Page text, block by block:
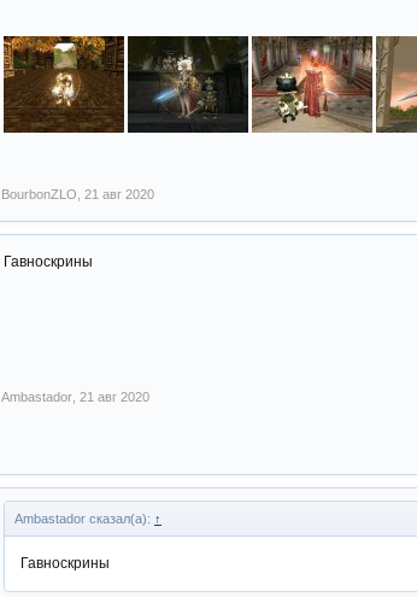
BourbonZLO 21 авг 2020
Гавноскрины
Ambastador 21 авг 2020
Ambastador сказал(а): ↑
Гавноскрины